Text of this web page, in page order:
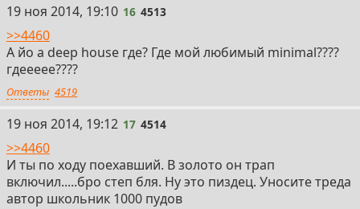
16
19 ноя 2014, 19:10 16 4513
>>4460
А йо а deep house где? Где мой любимый minimal????
гдеееее????
Ответы 4519
17
19 ноя 2014, 19:12 17 4514
>>4460
И ты по ходу поехавший. В золото он трап
включил.....бро степ бля. Ну это пиздец. Уносите треда
автор школьник 1000 пудов